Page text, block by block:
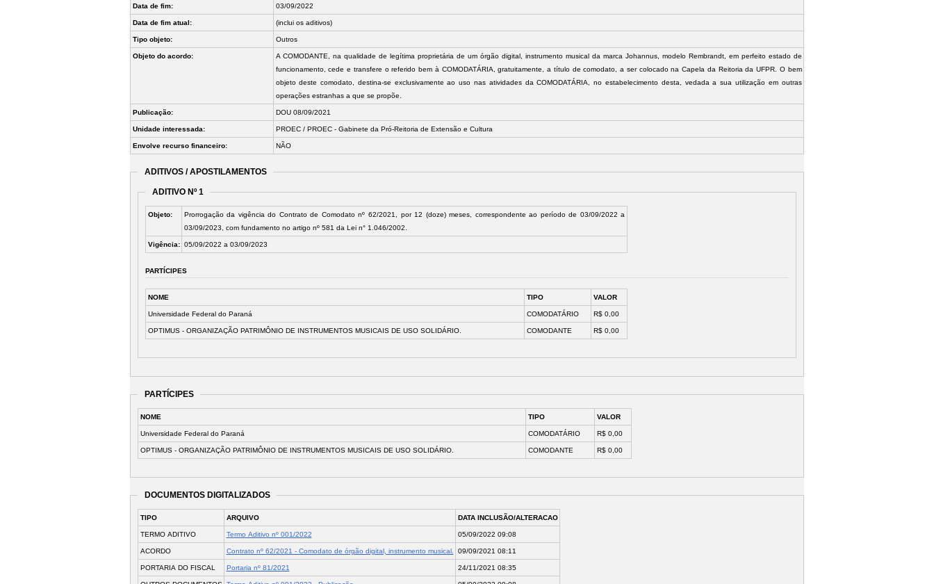
Data de fim: 03/09/2022
Data de fim atual: (inclui os aditivos)
Tipo objeto: Outros
Objeto do acordo:
A COMODANTE, na qualidade de legítima proprietária de um órgão digital, instrumento musical da marca Johannus, modelo Rembrandt, em perfeito estado de
funcionamento, cede e transfere o referido bem à COMODATÁRIA, gratuitamente, a título de comodato, a ser colocado na Capela da Reitoria da UFPR. O bem
objeto deste comodato, destina-se exclusivamente ao uso nas atividades da COMODATÁRIA, no estabelecimento desta, vedada a sua utilização em outras
operações estranhas a que se propõe.
Publicação: DOU 08/09/2021
Unidade interessada: PROEC / PROEC - Gabinete da Pró-Reitoria de Extensão e Cultura
Envolve recurso financeiro: NÃO
ADITIVOS / APOSTILAMENTOS
ADITIVO Nº 1
Objeto:
Prorrogação da vigência do Contrato de Comodato nº 62/2021, por 12 (doze) meses, correspondente ao período de 03/09/2022 a
03/09/2023, com fundamento no artigo nº 581 da Lei n° 1.046/2002.
Vigência: 05/09/2022 a 03/09/2023
PARTÍCIPES
NOME TIPO VALOR
Universidade Federal do Paraná COMODATÁRIO R$ 0,00
OPTIMUS - ORGANIZAÇÃO PATRIMÔNIO DE INSTRUMENTOS MUSICAIS DE USO SOLIDÁRIO. COMODANTE R$ 0,00
PARTÍCIPES
NOME TIPO VALOR
Universidade Federal do Paraná COMODATÁRIO R$ 0,00
OPTIMUS - ORGANIZAÇÃO PATRIMÔNIO DE INSTRUMENTOS MUSICAIS DE USO SOLIDÁRIO. COMODANTE R$ 0,00
DOCUMENTOS DIGITALIZADOS
TIPO ARQUIVO DATA INCLUSÃO/ALTERACAO
TERMO ADITIVO Termo Aditivo nº 001/2022 05/09/2022 09:08
ACORDO Contrato nº 62/2021 - Comodato de órgão digital, instrumento musical. 09/09/2021 08:11
PORTARIA DO FISCAL Portaria nº 81/2021 24/11/2021 08:35